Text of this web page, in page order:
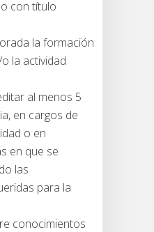
con título
la formación
la actividad
al menos 5
en cargos de
o en
en que se
las
para la
conocimientos